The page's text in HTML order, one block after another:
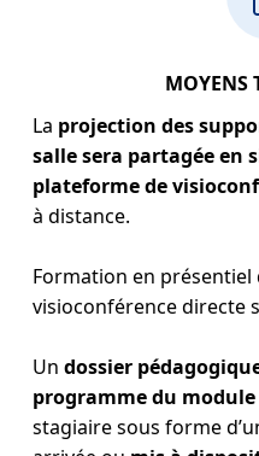
MOYENS
La projection des
salle sera partagée en
plateforme de
à distance.
Formation en
visioconférence directe
Un dossier
programme du
stagiaire sous forme